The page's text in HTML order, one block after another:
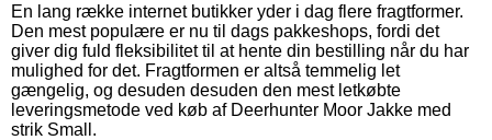
En lang række internet butikker yder i dag flere fragtformer.
Den mest populære er nu til dags pakkeshops, fordi det
giver dig fuld fleksibilitet til at hente din bestilling når du har
mulighed for det. Fragtformen er altså temmelig let
gængelig, og desuden desuden den mest letkøbte
leveringsmetode ved køb af Deerhunter Moor Jakke med
strik Small.